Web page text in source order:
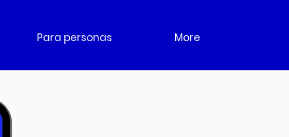
Para personas More